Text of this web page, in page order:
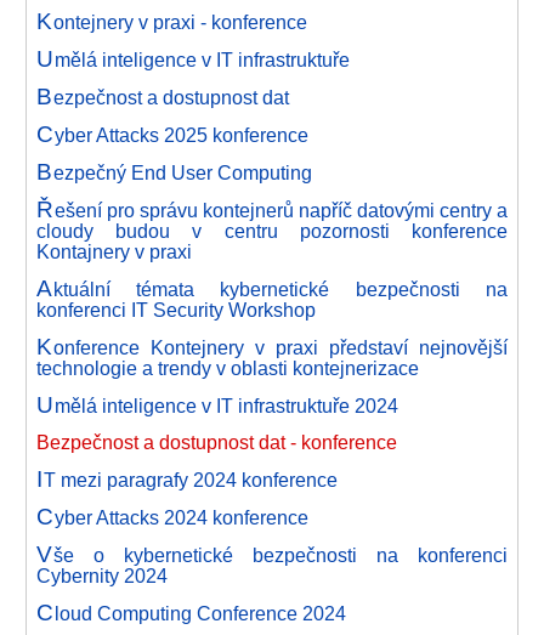
Kontejnery v praxi - konference
Umělá inteligence v IT infrastruktuře
Bezpečnost a dostupnost dat
Cyber Attacks 2025 konference
Bezpečný End User Computing
Řešení pro správu kontejnerů napříč datovými centry a
cloudy budou v centru pozornosti konference
Kontajnery v praxi
Aktuální témata kybernetické bezpečnosti na
konferenci IT Security Workshop
Konference Kontejnery v praxi představí nejnovější
technologie a trendy v oblasti kontejnerizace
Umělá inteligence v IT infrastruktuře 2024
Bezpečnost a dostupnost dat - konference
IT mezi paragrafy 2024 konference
Cyber Attacks 2024 konference
Vše o kybernetické bezpečnosti na konferenci
Cybernity 2024
Cloud Computing Conference 2024